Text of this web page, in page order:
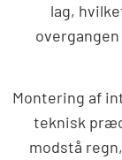
lag,
Montering af
teknisk
modstå